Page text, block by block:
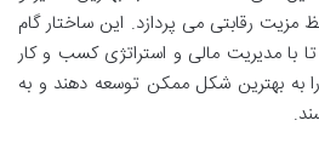
رقابتی می پردازد. این ساختار گام
با مدیریت مالی و استراتژی کسب و کار
به بهترین شکل ممکن توسعه دهند و به